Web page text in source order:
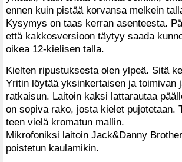
ennen kuin pistää korvansa melkein
Kysymys on taas kerran asenteesta.
että kakkosversioon täytyy saada
oikea 12-kielisen talla.
Kielten ripustuksesta olen ylpeä. Sitä
Yritin löytää yksinkertaisen ja toimivan
ratkaisun. Laitoin kaksi lattarautaa
on sopiva rako, josta kielet pujotetaan.
teen vielä kromatun mallin.
Mikrofoniksi laitoin Jack&Danny
poistetun kaulamikin.